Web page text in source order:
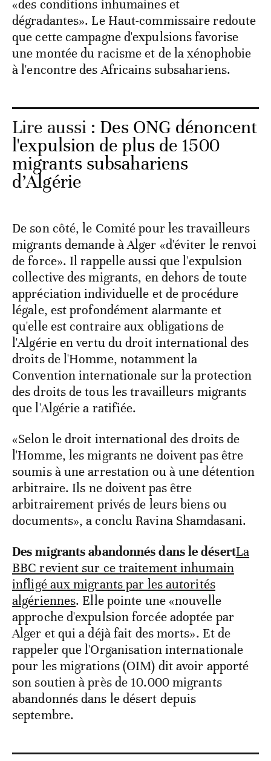
«des conditions inhumaines et
dégradantes». Le Haut-commissaire redoute
que cette campagne d'expulsions favorise
une montée du racisme et de la xénophobie
à l'encontre des Africains subsahariens.
Lire aussi : Des ONG dénoncent
l'expulsion de plus de 1500
migrants subsahariens
d’Algérie
De son côté, le Comité pour les travailleurs
migrants demande à Alger «d'éviter le renvoi
de force». Il rappelle aussi que l'expulsion
collective des migrants, en dehors de toute
appréciation individuelle et de procédure
légale, est profondément alarmante et
qu'elle est contraire aux obligations de
l'Algérie en vertu du droit international des
droits de l'Homme, notamment la
Convention internationale sur la protection
des droits de tous les travailleurs migrants
que l'Algérie a ratifiée.
«Selon le droit international des droits de
l'Homme, les migrants ne doivent pas être
soumis à une arrestation ou à une détention
arbitraire. Ils ne doivent pas être
arbitrairement privés de leurs biens ou
documents», a conclu Ravina Shamdasani.
Des migrants abandonnés dans le désertLa
BBC revient sur ce traitement inhumain
infligé aux migrants par les autorités
algériennes. Elle pointe une «nouvelle
approche d'expulsion forcée adoptée par
Alger et qui a déjà fait des morts». Et de
rappeler que l'Organisation internationale
pour les migrations (OIM) dit avoir apporté
son soutien à près de 10.000 migrants
abandonnés dans le désert depuis
septembre.